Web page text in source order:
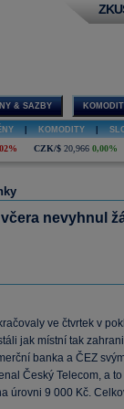
& SAZBY
KOMODITY
CZK/$ 20,966 0,00%
nevyhnul
ve čtvrtek v
jak místní tak
banka a ČEZ
Český Telecom, a
úrovni 9 000 Kč.